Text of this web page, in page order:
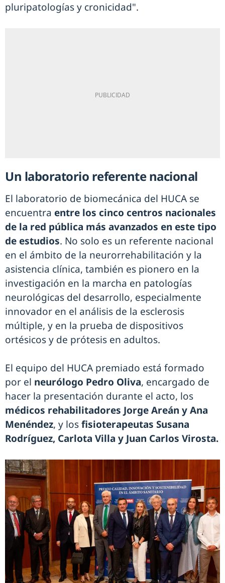
pluripatologías y cronicidad".
Un laboratorio referente nacional
El laboratorio de biomecánica del HUCA se
encuentra entre los cinco centros nacionales
de la red pública más avanzados en este tipo
de estudios. No solo es un referente nacional
en el ámbito de la neurorrehabilitación y la
asistencia clínica, también es pionero en la
investigación en la marcha en patologías
neurológicas del desarrollo, especialmente
innovador en el análisis de la esclerosis
múltiple, y en la prueba de dispositivos
ortésicos y de prótesis en adultos.
El equipo del HUCA premiado está formado
por el neurólogo Pedro Oliva, encargado de
hacer la presentación durante el acto, los
médicos rehabilitadores Jorge Areán y Ana
Menéndez, y losfisioterapeutas Susana
Rodríguez, Carlota Villa y Juan Carlos Virosta.